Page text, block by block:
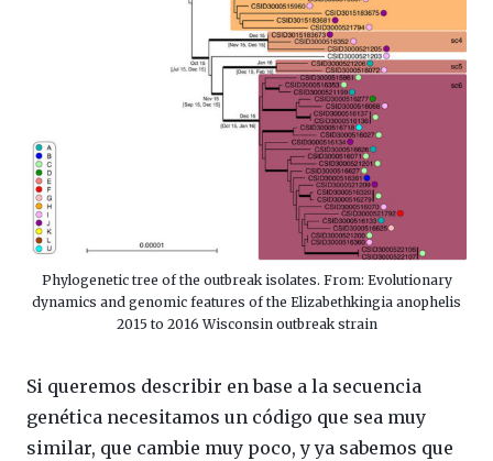
Phylogenetic tree of the outbreak isolates. From: Evolutionary
dynamics and genomic features of the Elizabethkingia anophelis
2015 to 2016 Wisconsin outbreak strain
Si queremos describir en base a la secuencia
genética necesitamos un código que sea muy
similar, que cambie muy poco, y ya sabemos que